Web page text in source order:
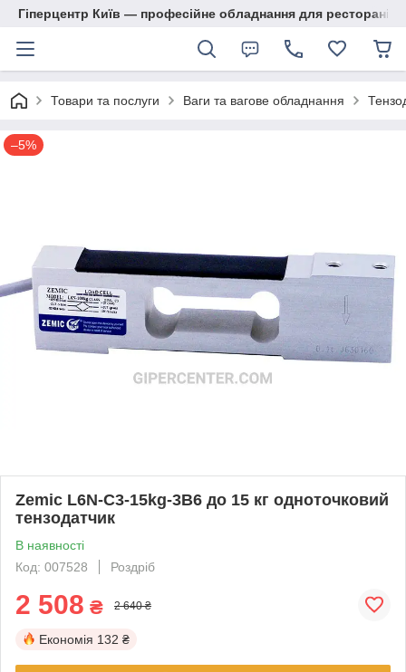
Гіперцентр Київ — професійне обладнання для ресторанів,
Товари та послуги Ваги та вагове обладнання
–5%
Zemic L6N-C3-15kg-3B6 до 15 кг одноточковий
тензодатчик
В наявності
Код: 007528
Роздріб
2 508 ₴ 2 640 ₴
Економія 132 ₴